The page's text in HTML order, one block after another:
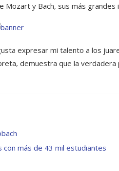
y Bach, sus más grandes
expresar mi talento a los
demuestra que la verdadera
con más de 43 mil estudiantes